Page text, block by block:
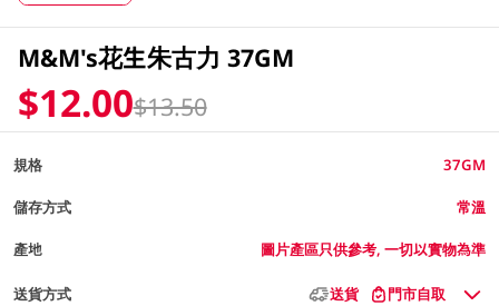
M&M's花生朱古力 37GM
$12.00$13.50
規格 37GM
儲存方式 常溫
產地 圖片產區只供參考, 一切以實物為準
送貨方式 送貨 門市自取